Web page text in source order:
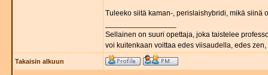
Tuleeko siitä kaman-, perislaishybridi, mikä siinä
Sellainen on suuri opettaja, joka taistelee
voi kuitenkaan voittaa edes viisaudella, edes
Takaisin alkuun